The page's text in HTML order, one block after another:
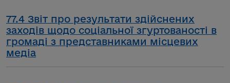
77.4 Звіт про результати здійснених
заходів щодо соціальної згуртованості в
громаді з представниками місцевих
медіа